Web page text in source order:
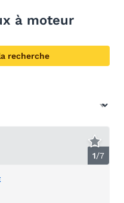
à moteur
recherche
1/7